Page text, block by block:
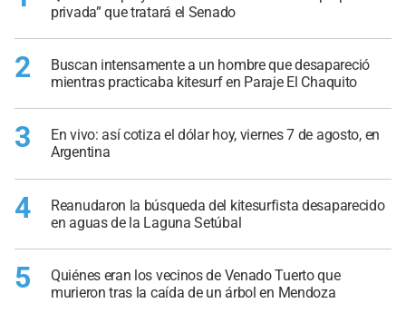
privada” que tratará el Senado
2
Buscan intensamente a un hombre que desapareció
mientras practicaba kitesurf en Paraje El Chaquito
3
En vivo: así cotiza el dólar hoy, viernes 7 de agosto, en
Argentina
4
Reanudaron la búsqueda del kitesurfista desaparecido
en aguas de la Laguna Setúbal
5
Quiénes eran los vecinos de Venado Tuerto que
murieron tras la caída de un árbol en Mendoza